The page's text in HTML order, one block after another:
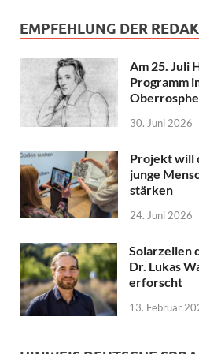
EMPFEHLUNG DER
Am 25. Juli
Programm
Oberrosphe
30. Juni 2026
Projekt will
junge
stärken
24. Juni 2026
Solarzellen
Dr. Lukas
erforscht
13. Februar